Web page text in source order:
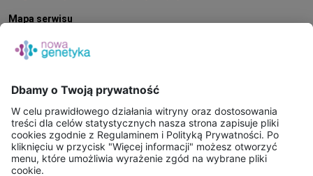
Mapa serwisu
E-SKLEP
PUNKTY POBRAŃ
KONSULTACJE ONLINE
PORADNIE GENETYCZNE
BAZA WIEDZY